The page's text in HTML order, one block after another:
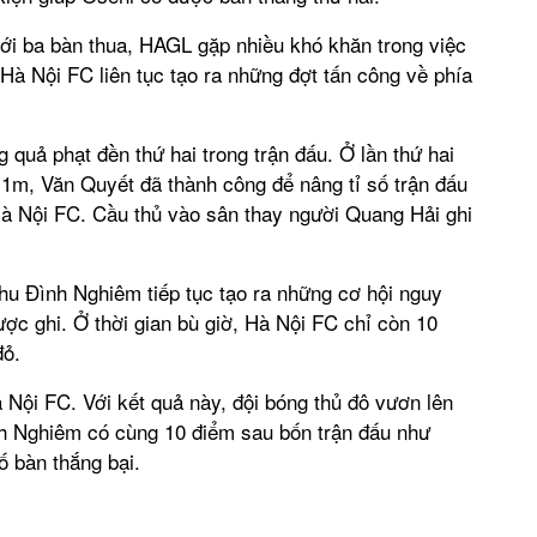
ba bàn thua, HAGL gặp nhiều khó khăn trong việc
Nội FC liên tục tạo ra những đợt tấn công về phía
phạt đền thứ hai trong trận đấu. Ở lần thứ hai
Văn Quyết đã thành công để nâng tỉ số trận đấu
Nội FC. Cầu thủ vào sân thay người Quang Hải ghi
Đình Nghiêm tiếp tục tạo ra những cơ hội nguy
ghi. Ở thời gian bù giờ, Hà Nội FC chỉ còn 10
FC. Với kết quả này, đội bóng thủ đô vươn lên
có cùng 10 điểm sau bốn trận đấu như
bàn thắng bại.